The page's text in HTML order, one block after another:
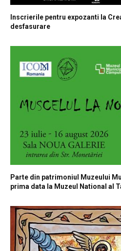
Inscrierile pentru expozanti la
desfasurare
Parte din patrimoniul Muzeului
prima data la Muzeul National al